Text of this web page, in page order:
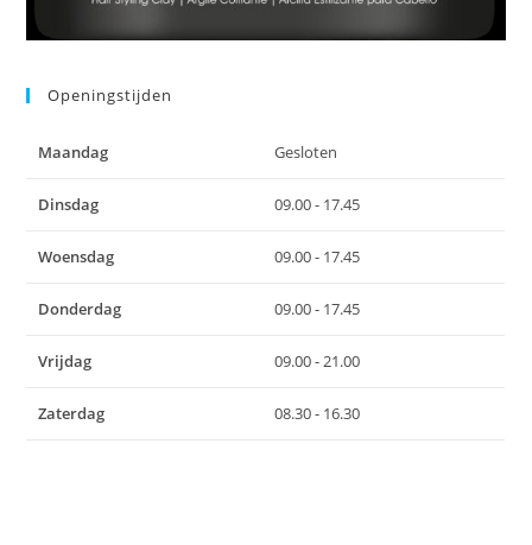
Openingstijden
Maandag Gesloten
Dinsdag 09.00 - 17.45
Woensdag 09.00 - 17.45
Donderdag 09.00 - 17.45
Vrijdag 09.00 - 21.00
Zaterdag 08.30 - 16.30